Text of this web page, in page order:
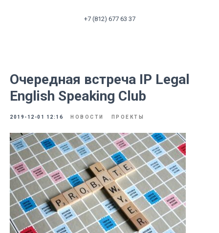
+7 (812) 677 63 37
Очередная встреча IP Legal
English Speaking Club
2019-12-01 12:16 НОВОСТИ ПРОЕКТЫ